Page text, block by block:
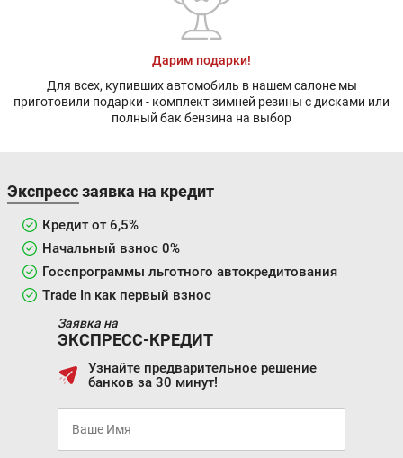
Дарим подарки!
Для всех, купивших автомобиль в нашем салоне мы
приготовили подарки - комплект зимней резины с дисками или
полный бак бензина на выбор
Экспресс заявка на кредит
Кредит от 6,5%
Начальный взнос 0%
Госспрограммы льготного автокредитования
Trade In как первый взнос
Заявка на
ЭКСПРЕСС-КРЕДИТ
Узнайте предварительное решение
банков за 30 минут!